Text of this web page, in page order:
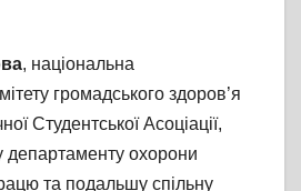
, національна
громадського здоров’я
Студентської Асоціації,
департаменту охорони
та подальшу спільну